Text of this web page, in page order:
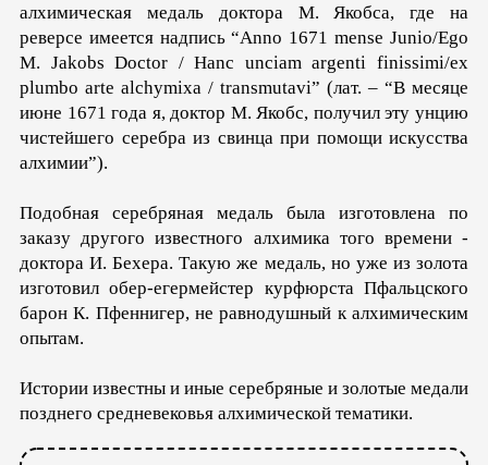
алхимическая медаль доктора М. Якобса, где на
реверсе имеется надпись “Anno 1671 mense Junio/Ego
M. Jakobs Doctor / Hanc unciam argenti finissimi/ex
plumbo arte alchymixa / transmutavi” (лат. – “В месяце
июне 1671 года я, доктор М. Якобс, получил эту унцию
чистейшего серебра из свинца при помощи искусства
алхимии”).
Подобная серебряная медаль была изготовлена по
заказу другого известного алхимика того времени -
доктора И. Бехера. Такую же медаль, но уже из золота
изготовил обер-егермейстер курфюрста Пфальцского
барон К. Пфеннигер, не равнодушный к алхимическим
опытам.
Истории известны и иные серебряные и золотые медали
позднего средневековья алхимической тематики.